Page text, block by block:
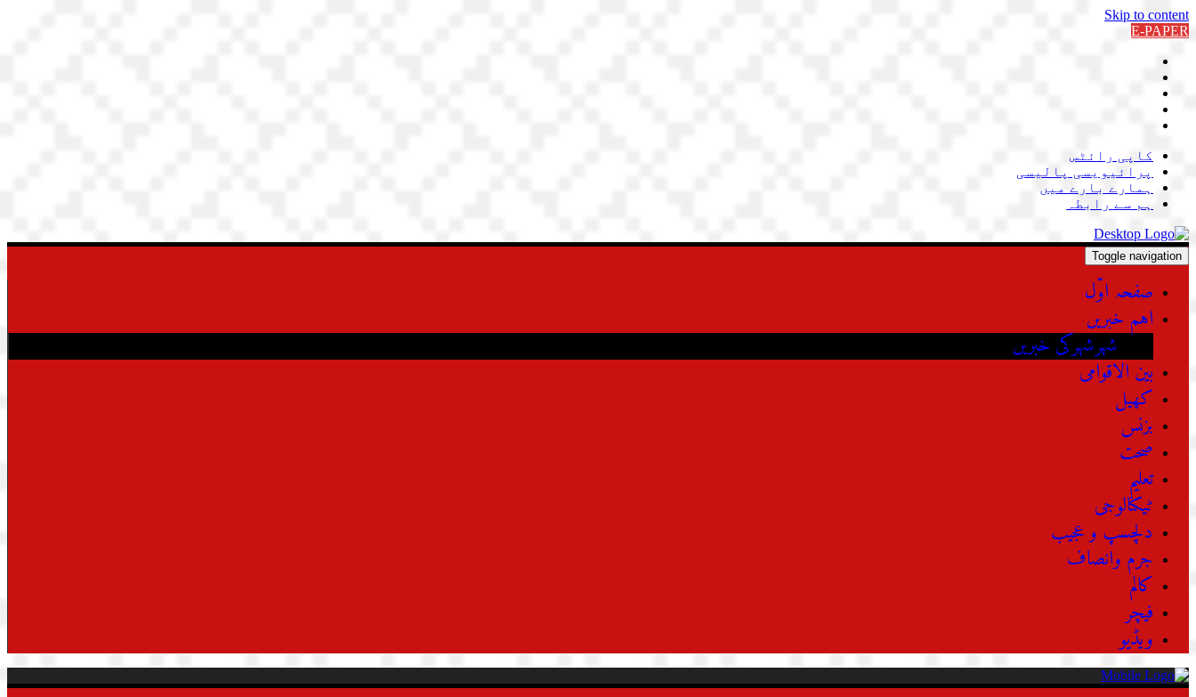
Skip to content
E-PAPER
کاپی رائٹس
پرائیویسی پالیسی
ہمارے بارے میں
ہم سے رابطہ
Toggle navigation
صفحہ اوّل
اہم خبریں
شہرشہرکی خبریں
بین الاقوامی
کھیل
بزنس
صحت
تعلیم
ٹیکنالوجی
دلچسپ و عجیب
جرم وانصاف
کالم
فیچر
ویڈیو